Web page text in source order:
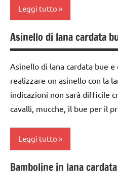
ARGOMENTI
PER ETA'
TUTTI GLI
ARTICOLI
Natale
presepe
TUTORIAL
TUTTI GLI
ARGOMENTI
PER ETA'
TUTTI GLI
ARTICOLI
4a
5a
DELL'ANNO
lana
cardata
e feltro
Natale
presepe
TUTORIAL
Leggi tutto
3a
settimana
di
avvento
classe
4a
classe
5a
DELL'ANNO
Asinello di lana cardata
Asinello di lana cardata bue
realizzare un asinello con la
indicazioni non sarà difficile
cavalli, mucche, il bue per il
Leggi tutto
3a
Bamboline in lana cardata